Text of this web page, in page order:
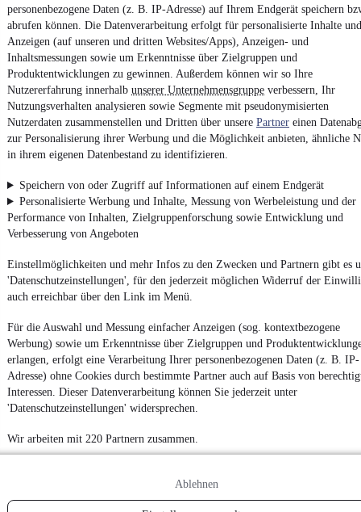
personenbezogene Daten (z. B. IP-Adresse) auf Ihrem Endgerät speichern
abrufen können. Die Datenverarbeitung erfolgt für personalisierte Inhalte und
Anzeigen (auf unseren und dritten Websites/Apps), Anzeigen- und
Inhaltsmessungen sowie um Erkenntnisse über Zielgruppen und
Produktentwicklungen zu gewinnen. Außerdem können wir so Ihre
Nutzererfahrung innerhalb unserer Unternehmensgruppe verbessern, Ihr
Nutzungsverhalten analysieren sowie Segmente mit pseudonymisierten
Nutzerdaten zusammenstellen und Dritten über unsere Partner einen
zur Personalisierung ihrer Werbung und die Möglichkeit anbieten, ähnliche
in ihrem eigenen Datenbestand zu identifizieren.
Speichern von oder Zugriff auf Informationen auf einem Endgerät
Personalisierte Werbung und Inhalte, Messung von Werbeleistung und der
Performance von Inhalten, Zielgruppenforschung sowie Entwicklung und
Verbesserung von Angeboten
Einstellmöglichkeiten und mehr Infos zu den Zwecken und Partnern gibt es
'Datenschutzeinstellungen', für den jederzeit möglichen Widerruf der
auch erreichbar über den Link im Menü.
Für die Auswahl und Messung einfacher Anzeigen (sog. kontextbezogene
Werbung) sowie um Erkenntnisse über Zielgruppen und
erlangen, erfolgt eine Verarbeitung Ihrer personenbezogenen Daten (z. B. IP-
Adresse) ohne Cookies durch bestimmte Partner auch auf Basis von
Interessen. Dieser Datenverarbeitung können Sie jederzeit unter
'Datenschutzeinstellungen' widersprechen.
Wir arbeiten mit 220 Partnern zusammen.
Ablehnen
Kontakt
¹MwSt. ausweisbar
4.6 Sterne
Impressum
AGB
Vertrag widerrufen
Datenschutzeinstellungen
Erklärung zur Barrierefreiheit
Report Security Vulnerability (English)
Fahrzeuge gibt es bei mobile.de